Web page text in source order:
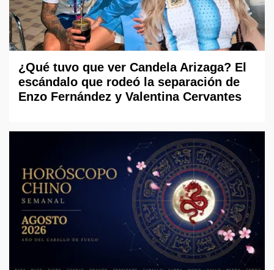
¿Qué tuvo que ver Candela Arizaga? El
escándalo que rodeó la separación de
Enzo Fernández y Valentina Cervantes